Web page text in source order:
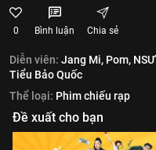
0 Bình luận Chia sẻ
Diễn viên: Jang Mi, Pom,
Tiểu Bảo Quốc
Thể loại: Phim chiếu rạp
Đề xuất cho bạn